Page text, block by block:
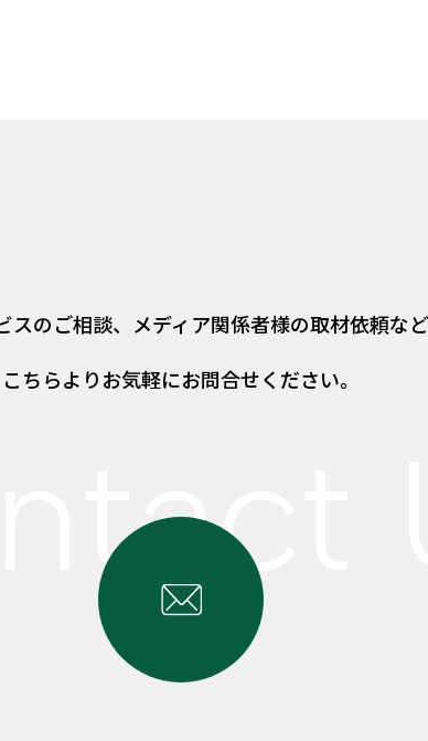
スのご相談、 メディア関係者様の取材依頼な
こちらよりお気軽にお問合せください。